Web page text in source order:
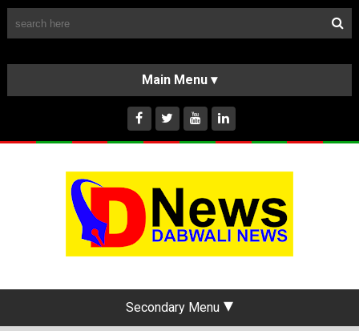
HOME
ABOUT US
INSTAGRAM
Secondary Menu